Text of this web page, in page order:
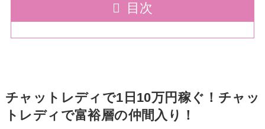
目次
チャットレディで1日10万円稼ぐ！チャッ
トレディで富裕層の仲間入り！